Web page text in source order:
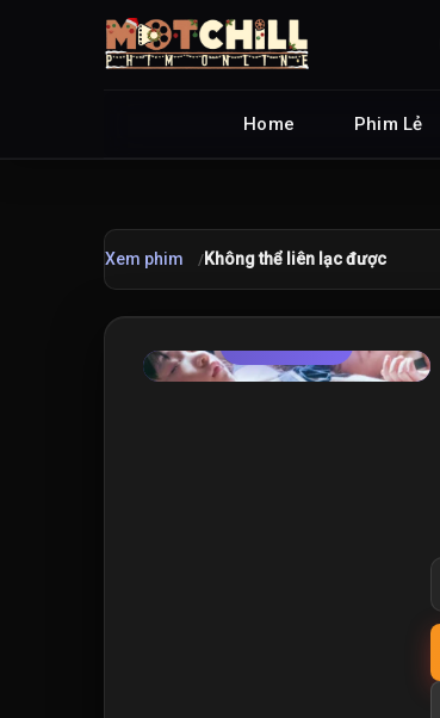
Home Phim Lẻ
Xem phim Không thể liên lạc được
★8.9 /10